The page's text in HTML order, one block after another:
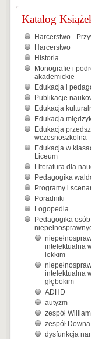
Katalog
Harcerstwo -
Harcerstwo
Historia
Monografie i
akademickie
Edukacja i
Publikacje
Edukacja
Edukacja
Edukacja
wczesnoszkolna
Edukacja w
Liceum
Literatura dla
Pedagogika
Programy i
Poradniki
Logopedia
Pedagogika osób
intelektualna
lekkim
intelektualna
głębokim
ADHD
autyzm
zespół
zespół Downa
dysfunkcja